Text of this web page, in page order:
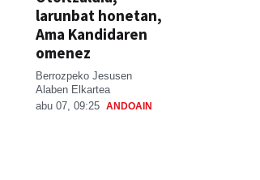
larunbat honetan,
Ama Kandidaren
omenez
Berrozpeko Jesusen
Alaben Elkartea
abu 07, 09:25 ANDOAIN